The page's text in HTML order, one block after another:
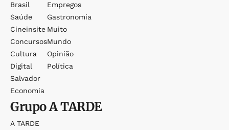
Brasil
Saúde
Cineinsite
Concursos
Cultura
Digital
Salvador
Economia
Empregos
Gastronomia
Muito
Mundo
Opinião
Política
GrupoA TARDE
A TARDE